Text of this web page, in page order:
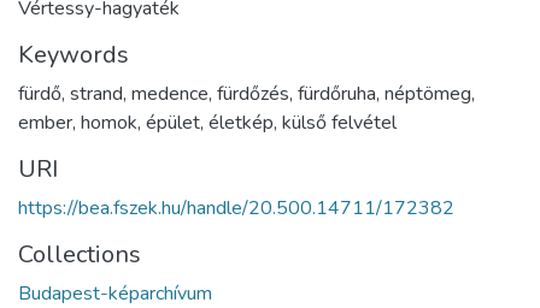
Vértessy-hagyaték
Keywords
fürdő, strand, medence, fürdőzés, fürdőruha, néptömeg,
ember, homok, épület, életkép, külső felvétel
URI
https://bea.fszek.hu/handle/20.500.14711/172382
Collections
Budapest-képarchívum